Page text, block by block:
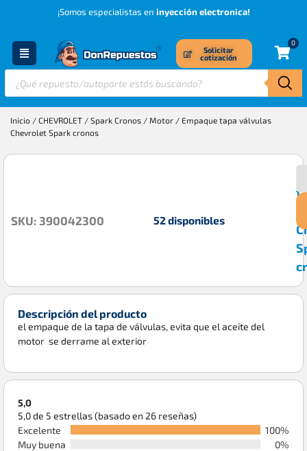
¡Somos especialistas en inyección electronica!
Solicitar
cotización
0
Inicio / CHEVROLET / Spark Cronos / Motor / Empaque tapa válvulas
Chevrolet Spark cronos
SKU: 390042300 52 disponibles
Descripción del producto
el empaque de la tapa de válvulas, evita que el aceite del
motor se derrame al exterior
5,0
5,0 de 5 estrellas (basado en 26 reseñas)
Excelente
100%
Muy buena
0%